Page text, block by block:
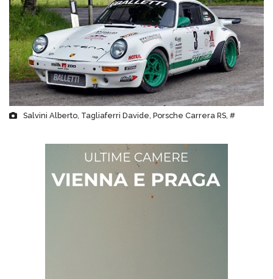
Salvini Alberto, Tagliaferri Davide, Porsche Carrera RS, #